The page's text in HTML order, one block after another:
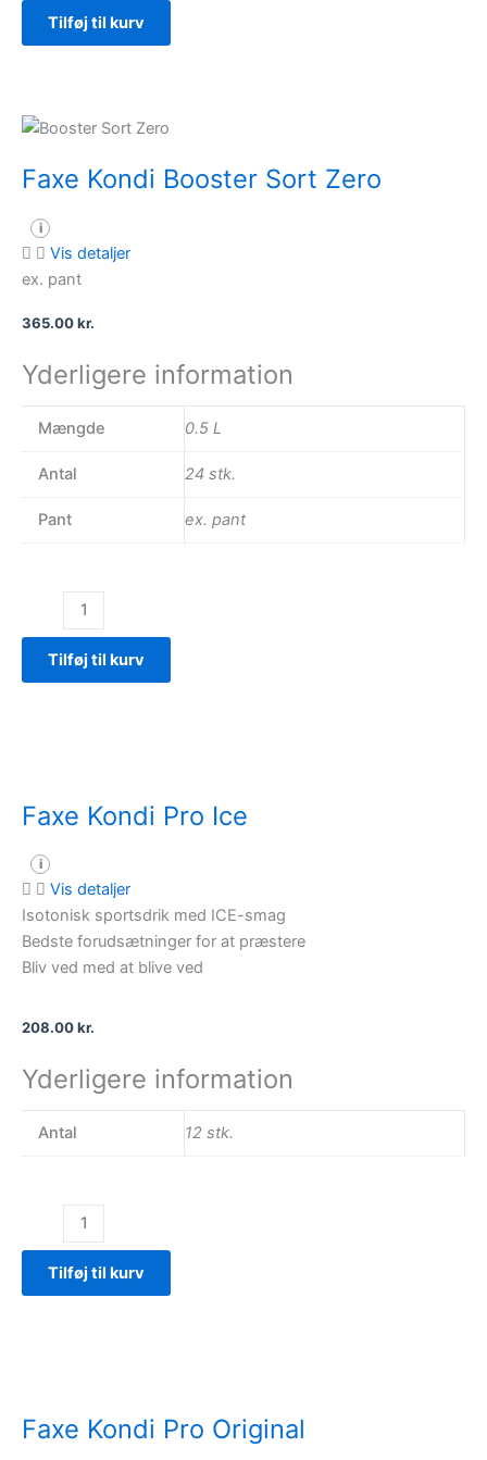
Booster
Sort
Tilføj til kurv
Faxe Kondi Booster Sort Zero
i
Vis detaljer
ex. pant
365.00kr.
Yderligere information
Mængde 0.5 L
Antal 24 stk.
Pant ex. pant
Booster
Sort
Tilføj til kurv
Faxe Kondi Pro Ice
i
Vis detaljer
Isotonisk sportsdrik med ICE-smag
Bedste forudsætninger for at præstere
Bliv ved med at blive ved
208.00kr.
Yderligere information
Antal 12 stk.
Ice
Tilføj til kurv
Faxe Kondi Pro Original